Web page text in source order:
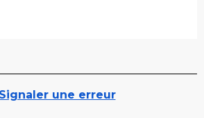
Signaler une erreur